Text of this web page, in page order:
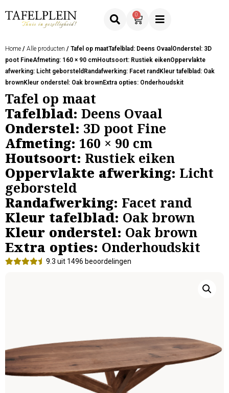
0
Home / Alle producten / Tafel op maatTafelblad: Deens OvaalOnderstel: 3D
poot FineAfmeting: 160 × 90 cmHoutsoort: Rustiek eikenOppervlakte
afwerking: Licht geborsteldRandafwerking: Facet randKleur tafelblad: Oak
brownKleur onderstel: Oak brownExtra opties: Onderhoudskit
Tafel op maat
Tafelblad: Deens Ovaal
Onderstel: 3D poot Fine
Afmeting: 160 × 90 cm
Houtsoort: Rustiek eiken
Oppervlakte afwerking: Licht
geborsteld
Randafwerking: Facet rand
Kleur tafelblad: Oak brown
Kleur onderstel: Oak brown
Extra opties: Onderhoudskit
9.3 uit 1496 beoordelingen